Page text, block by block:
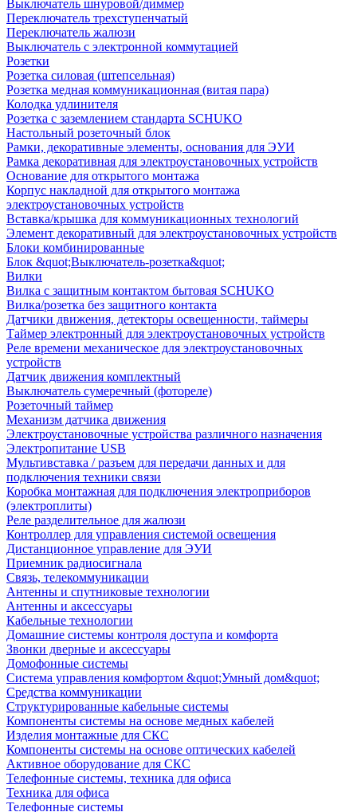
Выключатель шнуровой/диммер
Переключатель трехступенчатый
Переключатель жалюзи
Выключатель с электронной коммутацией
Розетки
Розетка силовая (штепсельная)
Розетка медная коммуникационная (витая пара)
Колодка удлинителя
Розетка с заземлением стандарта SCHUKO
Настольный розеточный блок
Рамки, декоративные элементы, основания для ЭУИ
Рамка декоративная для электроустановочных устройств
Основание для открытого монтажа
Корпус накладной для открытого монтажа
электроустановочных устройств
Вставка/крышка для коммуникационных технологий
Элемент декоративный для электроустановочных устройств
Блоки комбинированные
Блок &quot;Выключатель-розетка&quot;
Вилки
Вилка с защитным контактом бытовая SCHUKO
Вилка/розетка без защитного контакта
Датчики движения, детекторы освещенности, таймеры
Таймер электронный для электроустановочных устройств
Реле времени механическое для электроустановочных
устройств
Датчик движения комплектный
Выключатель сумеречный (фотореле)
Розеточный таймер
Механизм датчика движения
Электроустановочные устройства различного назначения
Электропитание USB
Мультивставка / разъем для передачи данных и для
подключения техники связи
Коробка монтажная для подключения электроприборов
(электроплиты)
Реле разделительное для жалюзи
Контроллер для управления системой освещения
Дистанционное управление для ЭУИ
Приемник радиосигнала
Связь, телекоммуникации
Антенны и спутниковые технологии
Антенны и аксессуары
Кабельные технологии
Домашние системы контроля доступа и комфорта
Звонки дверные и аксессуары
Домофонные системы
Система управления комфортом &quot;Умный дом&quot;
Средства коммуникации
Структурированные кабельные системы
Компоненты системы на основе медных кабелей
Изделия монтажные для СКС
Компоненты системы на основе оптических кабелей
Активное оборудование для СКС
Телефонные системы, техника для офиса
Техника для офиса
Телефонные системы